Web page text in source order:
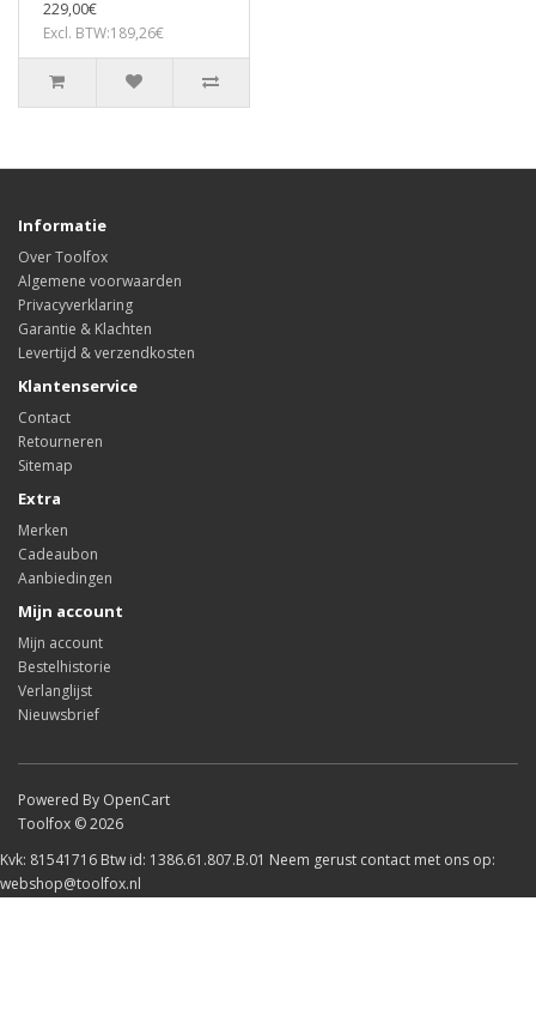
229,00€
Excl. BTW:189,26€
Informatie
Over Toolfox
Algemene voorwaarden
Privacyverklaring
Garantie & Klachten
Levertijd & verzendkosten
Klantenservice
Contact
Retourneren
Sitemap
Extra
Merken
Cadeaubon
Aanbiedingen
Mijn account
Mijn account
Bestelhistorie
Verlanglijst
Nieuwsbrief
Powered By OpenCart
Toolfox © 2026
Kvk: 81541716 Btw id: 1386.61.807.B.01 Neem gerust contact met ons op:
webshop@toolfox.nl